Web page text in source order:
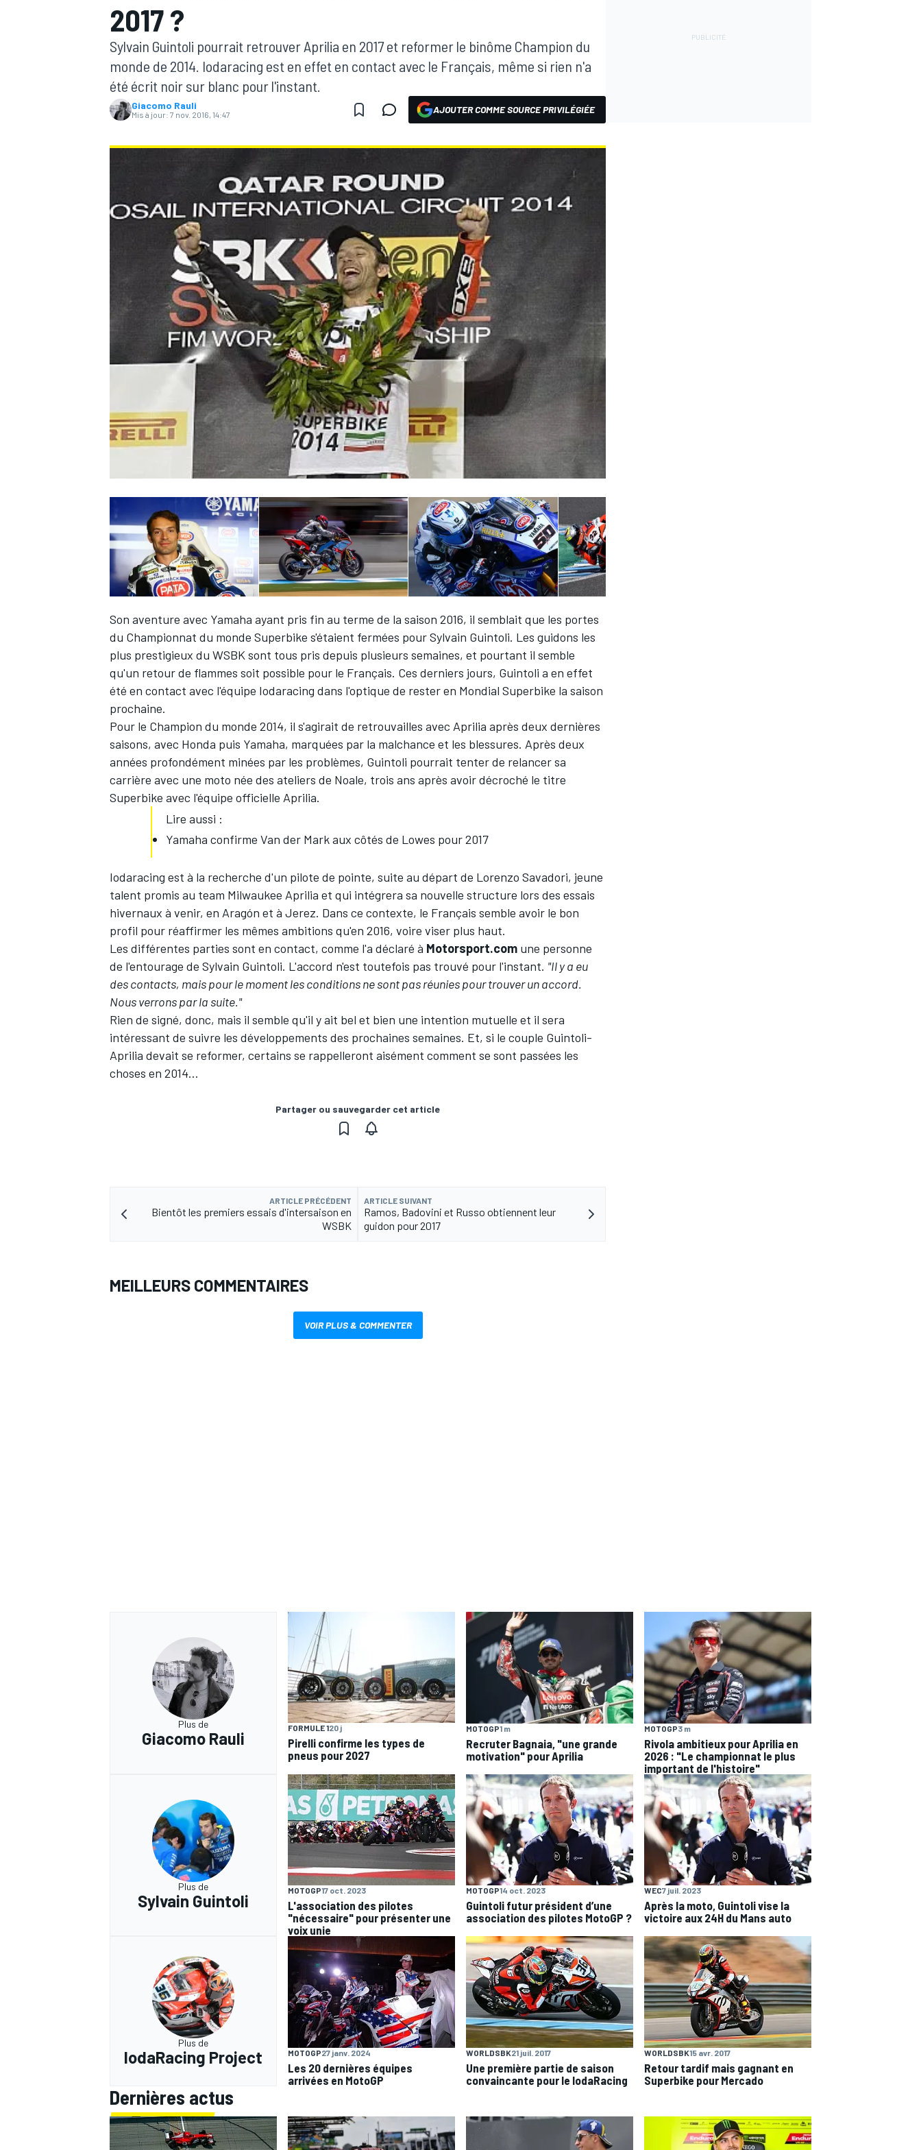
MOTOGP
WEC
2017 ?
Sylvain Guintoli pourrait retrouver Aprilia en 2017 et reformer le binôme Champion du
monde de 2014. Iodaracing est en effet en contact avec le Français, même si rien n'a
été écrit noir sur blanc pour l'instant.
Giacomo Rauli
Mis à jour: 7 nov. 2016, 14:47 AJOUTER COMME SOURCE PRIVILÉGIÉE
Son aventure avec Yamaha ayant pris fin au terme de la saison 2016, il semblait que les portes
du Championnat du monde Superbike s'étaient fermées pourSylvain Guintoli. Les guidons les
plus prestigieux du WSBK sont tous pris depuis plusieurs semaines, et pourtant il semble
qu'un retour de flammes soit possible pour le Français. Ces derniers jours, Guintoli a en effet
été en contact avec l'équipe Iodaracing dans l'optique de rester en Mondial Superbike la saison
prochaine.
Pour le Champion du monde 2014, il s'agirait de retrouvailles avec Aprilia après deux dernières
saisons, avec Honda puis Yamaha, marquées par la malchance et les blessures. Après deux
années profondément minées par les problèmes, Guintoli pourrait tenter de relancer sa
carrière avec une moto née des ateliers de Noale, trois ans après avoir décroché le titre
Superbike avec l'équipe officielle Aprilia.
Lire aussi :
Yamaha confirme Van der Mark aux côtés de Lowes pour 2017
Iodaracing est à la recherche d'un pilote de pointe, suite au départ de Lorenzo Savadori, jeune
talent promis au team Milwaukee Aprilia et qui intégrera sa nouvelle structure lors des essais
hivernaux à venir, en Aragón et à Jerez. Dans ce contexte, le Français semble avoir le bon
profil pour réaffirmer les mêmes ambitions qu'en 2016, voire viser plus haut.
Les différentes parties sont en contact, comme l'a déclaré à Motorsport.com une personne
de l'entourage de Sylvain Guintoli. L'accord n'est toutefois pas trouvé pour l'instant. "Il y a eu
des contacts, mais pour le moment les conditions ne sont pas réunies pour trouver un accord.
Nous verrons par la suite."
Rien de signé, donc, mais il semble qu'il y ait bel et bien une intention mutuelle et il sera
intéressant de suivre les développements des prochaines semaines. Et, si le couple Guintoli-
Aprilia devait se reformer, certains se rappelleront aisément comment se sont passées les
choses en 2014…
Partager ou sauvegarder cet article
ARTICLE PRÉCÉDENT
Bientôt les premiers essais d'intersaison en
WSBK
ARTICLE SUIVANT
Ramos, Badovini et Russo obtiennent leur
guidon pour 2017
MEILLEURS COMMENTAIRES
VOIR PLUS & COMMENTER
Plus de
Giacomo Rauli
FORMULE 120 j
Pirelli confirme les types de
pneus pour 2027
MOTOGP1 m
Recruter Bagnaia, "une grande
motivation" pour Aprilia
MOTOGP3 m
Rivola ambitieux pour Aprilia en
2026 : "Le championnat le plus
important de l'histoire"
Plus de
Sylvain Guintoli
MOTOGP17 oct. 2023
L'association des pilotes
"nécessaire" pour présenter une
voix unie
MOTOGP14 oct. 2023
Guintoli futur président d’une
association des pilotes MotoGP ?
WEC7 juil. 2023
Après la moto, Guintoli vise la
victoire aux 24H du Mans auto
Plus de
IodaRacing Project MOTOGP27 janv. 2024
Les 20 dernières équipes
arrivées en MotoGP
WORLDSBK21 juil. 2017
Une première partie de saison
convaincante pour le IodaRacing
WORLDSBK15 avr. 2017
Retour tardif mais gagnant en
Superbike pour Mercado
Dernières actus